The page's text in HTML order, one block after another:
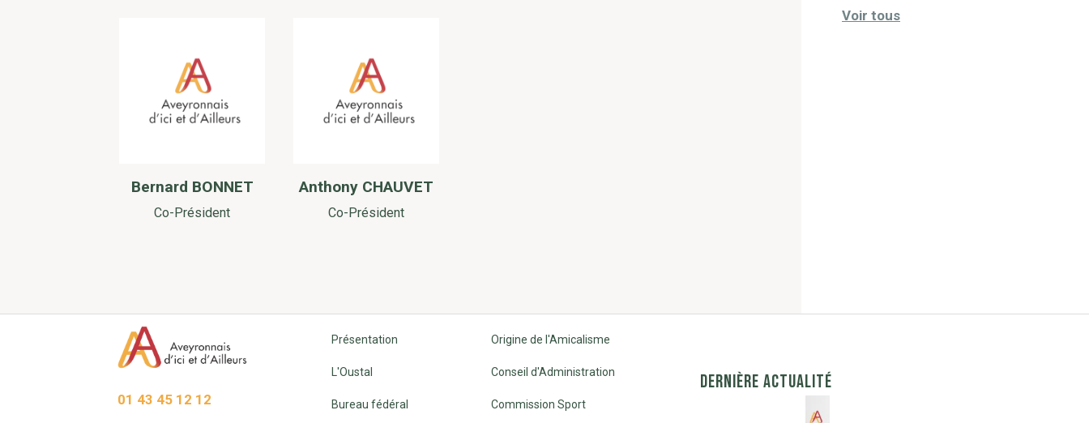
Voir tous
Bernard BONNET
Co-Président
Anthony CHAUVET
Co-Président
01 43 45 12 12
Présentation Origine de l'Amicalisme
L'Oustal Conseil d'Administration
Bureau fédéral Commission Sport
DERNIÈRE ACTUALITÉ